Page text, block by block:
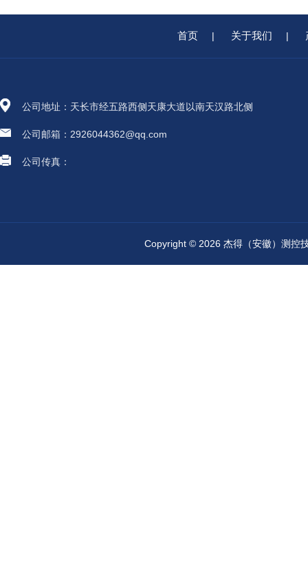
首页 | 关于我们 |
公司地址：天长市经五路西侧天康大道以南天汉路北侧
公司邮箱：2926044362@qq.com
公司传真：
Copyright © 2026 杰得（安徽）测